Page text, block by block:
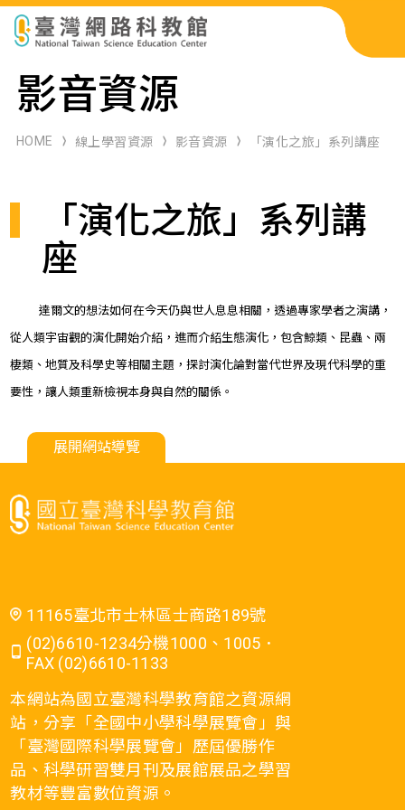
科展作品檢索
科學研習月刊
關於本站
影音資源
HOME 線上學習資源 影音資源 「演化之旅」系列講座
「演化之旅」系列講
座
達爾文的想法如何在今天仍與世人息息相關，透過專家學者之演講，
從人類宇宙觀的演化開始介紹，進而介紹生態演化，包含鯨類、昆蟲、兩
棲類、地質及科學史等相關主題，探討演化論對當代世界及現代科學的重
要性，讓人類重新檢視本身與自然的關係。
展開網站導覽
11165臺北市士林區士商路189號
(02)6610-1234分機1000、1005．
FAX (02)6610-1133
本網站為國立臺灣科學教育館之資源網
站，分享「全國中小學科學展覽會」與
「臺灣國際科學展覽會」歷屆優勝作
品、科學研習雙月刊及展館展品之學習
教材等豐富數位資源。